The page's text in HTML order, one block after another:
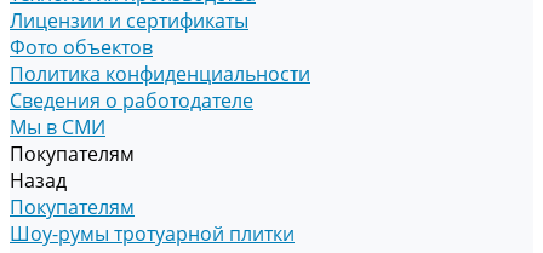
Лицензии и сертификаты
Фото объектов
Политика конфиденциальности
Сведения о работодателе
Мы в СМИ
Покупателям
Назад
Покупателям
Шоу-румы тротуарной плитки